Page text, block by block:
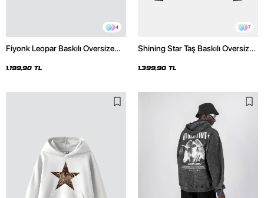
4
Fiyonk Leopar Baskılı Oversize
1.199,90 TL
7
Shining Star Taş Baskılı Oversize
Hoodie
1.399,90 TL